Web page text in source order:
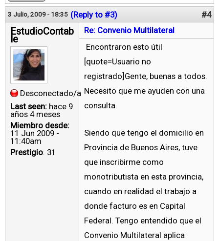
3 Julio, 2009 - 18:35 (Reply to #3) #4
EstudioContab
le
Desconectado/a
Last seen: hace 9
años 4 meses
Miembro desde:
11 Jun 2009 -
11:40am
Prestigio: 31
Re: Convenio Multilateral
Encontraron esto útil
[quote=Usuario no
registrado]Gente, buenas a todos.
Necesito que me ayuden con una
consulta.
Siendo que tengo el domicilio en
Provincia de Buenos Aires, tuve
que inscribirme como
monotributista en esta provincia,
cuando en realidad el trabajo a
donde facturo es en Capital
Federal. Tengo entendido que el
Convenio Multilateral aplica